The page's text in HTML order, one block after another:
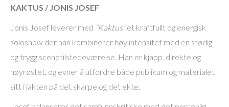
KAKTUS / JONIS JOSEF
Jonis Josef leverer med “Kaktus”et kraftfullt og energisk
soloshow der han kombinerer høy intensitet med en stødig
og trygg scenetilstedeværelse. Han er kjapp, direkte og
høyrøstet, og evner å utfordre både publikum og materialet
sitt i jakten på det skarpe og det ekte.